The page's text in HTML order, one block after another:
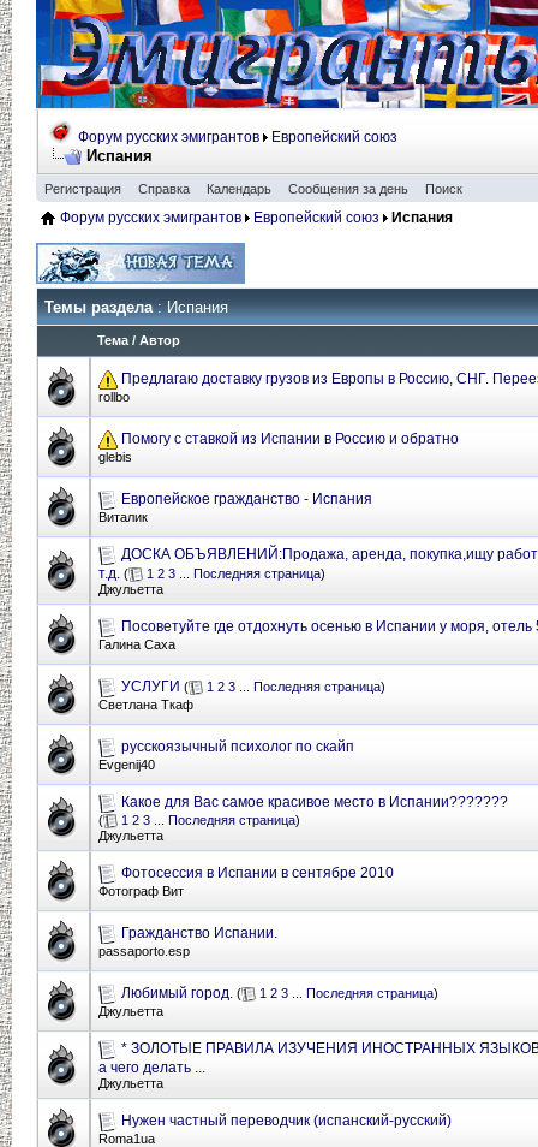
Форум русских эмигрантов Европейский союз
Испания
Регистрация Справка Календарь Сообщения за день Поиск
Форум русских эмигрантов Европейский союз Испания
Темы раздела: Испания
Тема / Автор
Предлагаю доставку грузов из Европы в Россию, СНГ.
rollbo
Помогу с ставкой из Испании в Россию и обратно
glebis
Европейское гражданство - Испания
Виталик
ДОСКА ОБЪЯВЛЕНИЙ:Продажа, аренда, покупка,ищу
т.д. ( 1 2 3 Последняя страница)
Джульетта
Посоветуйте где отдохнуть осенью в Испании у моря, отель
Галина Саха
УСЛУГИ ( 1 2 3 Последняя страница)
Светлана Ткаф
русскоязычный психолог по скайп
Evgenij40
Какое для Вас самое красивое место в Испании???????
( 1 2 3 Последняя страница)
Джульетта
Фотосессия в Испании в сентябре 2010
Фотограф Вит
Гражданство Испании.
passaporto.esp
Любимый город. ( 1 2 3 Последняя страница)
Джульетта
* ЗОЛОТЫЕ ПРАВИЛА ИЗУЧЕНИЯ ИНОСТРАННЫХ ЯЗЫКОВ
а чего делать ...
Джульетта
Нужен частный переводчик (испанский-русский)
Roma1ua